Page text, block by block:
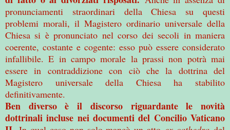
pronunciamenti straordinari della Chiesa su questi
problemi morali, il Magistero ordinario universale della
Chiesa si è pronunciato nel corso dei secoli in maniera
coerente, costante e cogente: esso può essere considerato
infallibile. E in campo morale la prassi non potrà mai
essere in contraddizione con ciò che la dottrina del
Magistero universale della Chiesa ha stabilito
definitivamente.
Ben diverso è il discorso riguardante le novità
dottrinali incluse nei documenti del Concilio Vaticano